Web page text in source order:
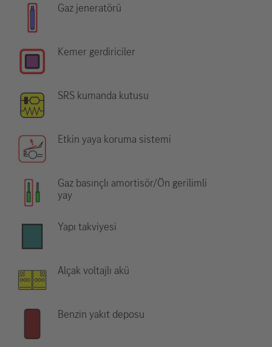
Gaz jeneratörü
Kemer gerdiriciler
SRS kumanda kutusu
Etkin yaya koruma sistemi
Gaz basınçlı amortisör/Ön gerilimli
yay
Yapı takviyesi
Alçak voltajlı akü
Benzin yakıt deposu